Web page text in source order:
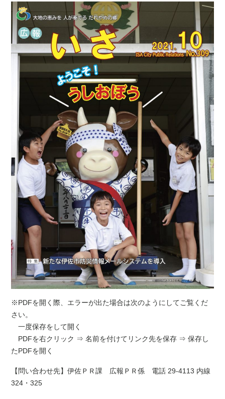
※PDFを開く際、エラーが出た場合は次のようにしてご覧くだ
さい。
一度保存をして開く
PDFを右クリック ⇒ 名前を付けてリンク先を保存 ⇒ 保存し
たPDFを開く
【問い合わせ先】伊佐ＰＲ課 広報ＰＲ係 電話 29-4113 内線
324・325